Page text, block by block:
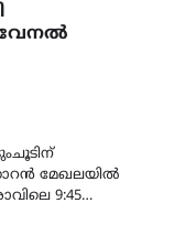
വേനൽ
മേഖലയിൽ
9:45…